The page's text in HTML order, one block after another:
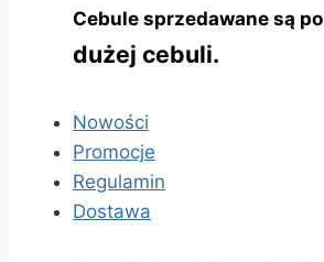
Cebule sprzedawane są po
dużej cebuli.
Nowości
Promocje
Regulamin
Dostawa